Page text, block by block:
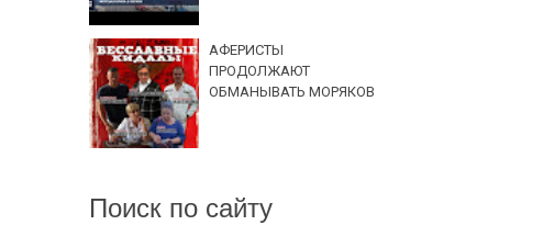
АФЕРИСТЫ
ПРОДОЛЖАЮТ
ОБМАНЫВАТЬ МОРЯКОВ
Поиск по сайту